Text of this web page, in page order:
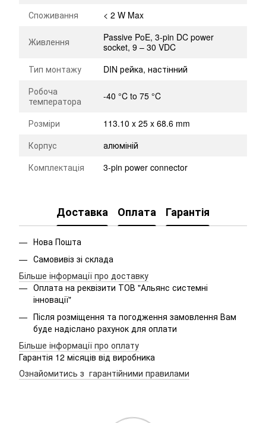
Споживання
< 2 W Max
Живлення
Passive PoE, 3-pin DC power
socket, 9 – 30 VDC
Тип монтажу
DIN рейка, настінний
Робоча
температора
-40 °C to 75 °C
Розміри
113.10 x 25 x 68.6 mm
Корпус
алюміній
Комплектація
3-pin power connector
Доставка Оплата Гарантія
Нова Пошта
Самовивіз зі склада
Більше інформації про доставку
Оплата на реквізити ТОВ "Альянс системні
інновації"
Після розміщення та погодження замовлення Вам
буде надіслано рахунок для оплати
Більше інформації про оплату
Гарантія 12 місяців від виробника
Ознайомитись з гарантійними правилами